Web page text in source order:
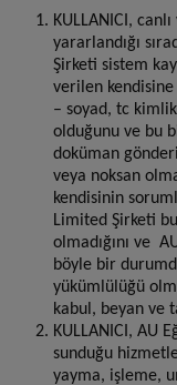
KULLANICI,
yararlandığı
Şirketi sistem
verilen
– soyad, tc
olduğunu ve bu
doküman
veya noksan
kendisinin
Limited Şirketi
olmadığını ve
böyle bir
yükümlülüğü
kabul, beyan ve
KULLANICI, AU
sunduğu
yayma, işleme,